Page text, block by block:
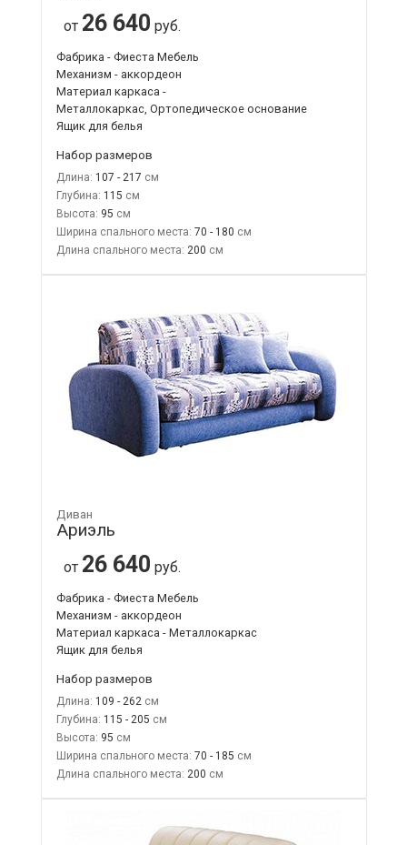
от 26 640 руб.
Фабрика - Фиеста Мебель
Механизм - аккордеон
Материал каркаса -
Металлокаркас, Ортопедическое основание
Ящик для белья
Набор размеров
Длина: 107 - 217
Глубина: 115
Высота: 95
Ширина спального места: 70 - 180
Длина спального места: 200
Диван
Ариэль
от 26 640 руб.
Фабрика - Фиеста Мебель
Механизм - аккордеон
Материал каркаса - Металлокаркас
Ящик для белья
Набор размеров
Длина: 109 - 262
Глубина: 115 - 205
Высота: 95
Ширина спального места: 70 - 185
Длина спального места: 200